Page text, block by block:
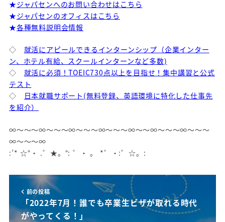
★ジャパセンへのお問い合わせはこちら
★ジャパセンのオフィスはこちら
★各種無料説明会情報
◇ 就活にアピールできるインターンシップ（企業インター
ン、ホテル有給、スクールインターンなど多数)
◇ 就活に必須！TOEIC730点以上を目指せ！集中講習と公式
テスト
◇
日本就職サポート(無料登録、英語環境に特化した仕事先
を紹介）
∞～～～∞～～～∞～～～∞～～～∞～～∞～～～∞～～～
∞～～～∞
:’* ☆°・ .゜★。°: ゜・ 。 *゜・:゜☆。:
前の投稿
「2022年7月！誰でも卒業生ビザが取れる時代
がやってくる！」